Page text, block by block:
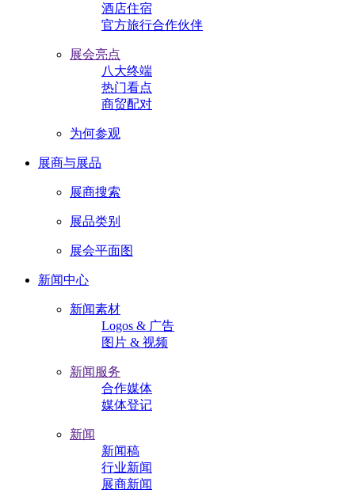
酒店住宿
官方旅行合作伙伴
展会亮点
八大终端
热门看点
商贸配对
为何参观
展商与展品
展商搜索
展品类别
展会平面图
新闻中心
新闻素材
Logos & 广告
图片 & 视频
新闻服务
合作媒体
媒体登记
新闻
新闻稿
行业新闻
展商新闻